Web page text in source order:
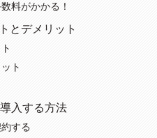
料がかかる！
とデメリット
ト
入する方法
する